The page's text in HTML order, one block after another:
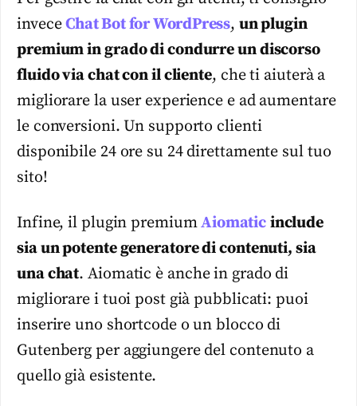
inveceChat Bot for WordPress, un plugin
premium in grado di condurre un discorso
fluido via chat con il cliente, che ti aiuterà a
migliorare la user experience e ad aumentare
le conversioni. Un supporto clienti
disponibile 24 ore su 24 direttamente sul tuo
sito!
Infine, il plugin premiumAiomatic include
sia un potente generatore di contenuti, sia
una chat. Aiomatic è anche in grado di
migliorare i tuoi post già pubblicati: puoi
inserire uno shortcode o un blocco di
Gutenberg per aggiungere del contenuto a
quello già esistente.